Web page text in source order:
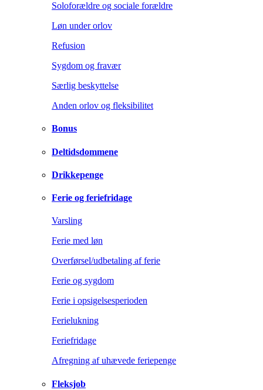
Soloforældre og sociale forældre
Løn under orlov
Refusion
Sygdom og fravær
Særlig beskyttelse
Anden orlov og fleksibilitet
Bonus
Deltidsdommene
Drikkepenge
Ferie og feriefridage
Varsling
Ferie med løn
Overførsel/udbetaling af ferie
Ferie og sygdom
Ferie i opsigelsesperioden
Ferielukning
Feriefridage
Afregning af uhævede feriepenge
Fleksjob